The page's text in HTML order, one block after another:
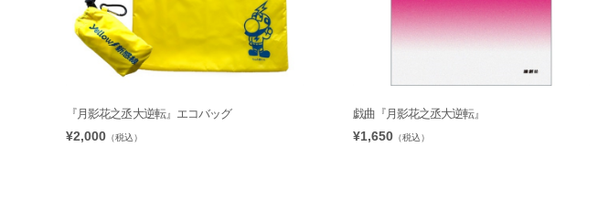
『月影花之丞大逆転』エコバッグ
¥2,000 （税込）
戯曲『月影花之丞大逆転』
¥1,650（税込）